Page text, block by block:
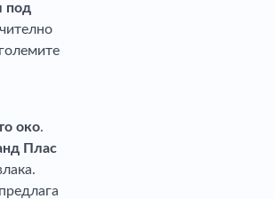
под
око.
Плас